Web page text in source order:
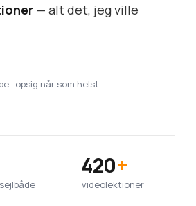
— alt det, jeg ville
· opsig når som helst
420+
videolektioner